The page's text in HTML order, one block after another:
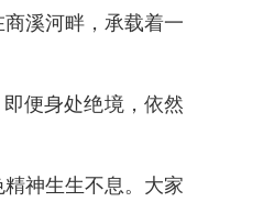
溪河畔，承载着一
便身处绝境，依然
神生生不息。大家